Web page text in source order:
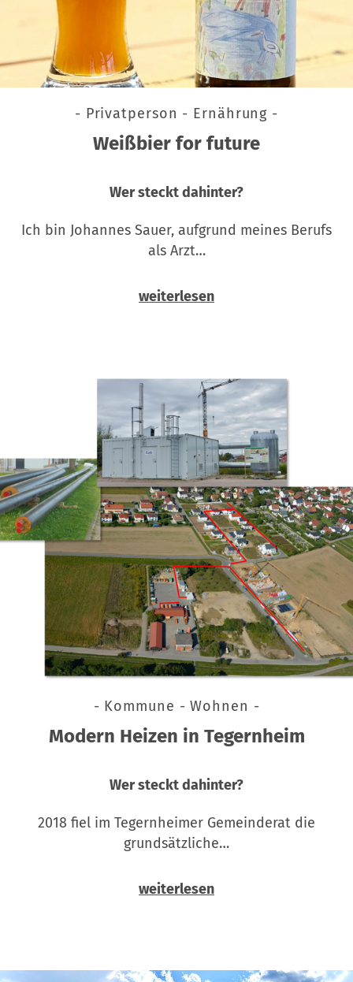
- Privatperson - Ernährung -
Weißbier for future
Wer steckt dahinter?
Ich bin Johannes Sauer, aufgrund meines Berufs
als Arzt…
weiterlesen
- Kommune - Wohnen -
Modern Heizen in Tegernheim
Wer steckt dahinter?
2018 fiel im Tegernheimer Gemeinderat die
grundsätzliche…
weiterlesen